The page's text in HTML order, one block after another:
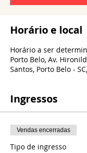
Horário e local
Horário a ser
Porto Belo, Av.
Santos, Porto Belo -
Ingressos
Vendas encerradas
Tipo de ingresso